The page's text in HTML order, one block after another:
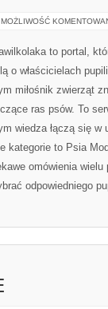
MOŻLIWOŚĆ
to portal,
o właścicielach
miłośnik zwierząt
ras psów. To
wiedza łączą się w
kategorie to Psia
omówienia
odpowiedniego